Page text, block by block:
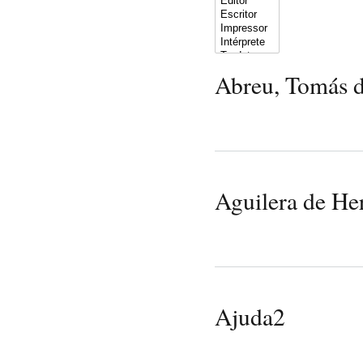
Abreu, Tomás
Aguilera de
Ajuda2